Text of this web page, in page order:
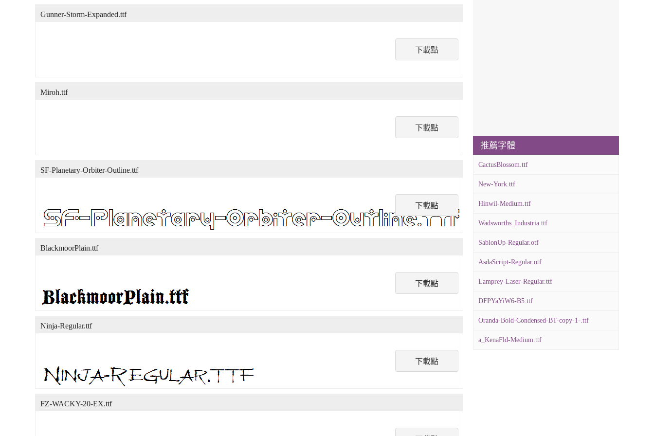
下載點
Gunner-Storm-Expanded.ttf
下載點
Miroh.ttf
下載點
SF-Planetary-Orbiter-Outline.ttf
下載點
BlackmoorPlain.ttf
下載點
Ninja-Regular.ttf
FZ-WACKY-20-EX.ttf
推薦字體
CactusBlossom.ttf
New-York.ttf
Hinwil-Medium.ttf
Wadsworths_Industria.ttf
SablonUp-Regular.otf
AsdaScript-Regular.otf
Lamprey-Laser-Regular.ttf
DFPYaYiW6-B5.ttf
Oranda-Bold-Condensed-BT-copy-1-.ttf
a_KenaFld-Medium.ttf